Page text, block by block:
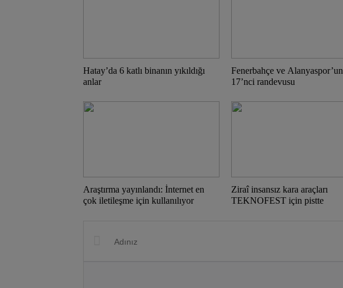
Hatay’da 6 katlı binanın yıkıldığı
anlar
Fenerbahçe ve Alanyaspor’un
17’nci randevusu
Araştırma yayınlandı: İnternet en
çok iletileşme için kullanılıyor
Ziraî insansız kara araçları
TEKNOFEST için pistte